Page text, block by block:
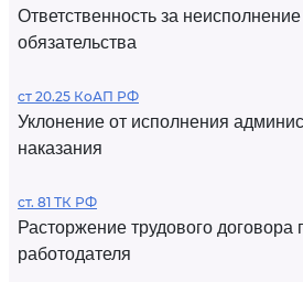
Ответственность за
обязательства
ст 20.25 КоАП РФ
Уклонение от исполнения
наказания
ст. 81 ТК РФ
Расторжение трудового договора
работодателя